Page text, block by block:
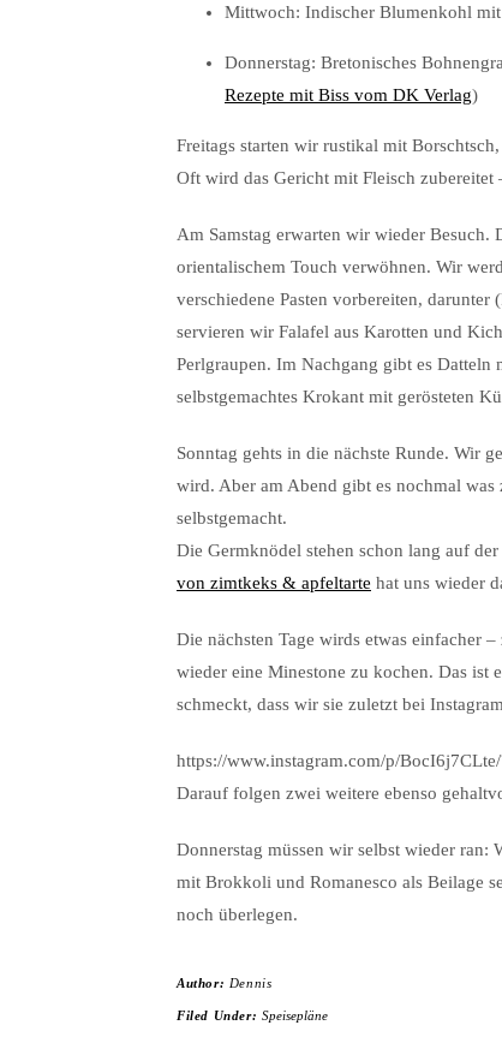
Mittwoch: Indischer Blumenkohl
Donnerstag: Bretonisches
Rezepte mit Biss vom DK Verlag)
Freitags starten wir rustikal mit
Oft wird das Gericht mit Fleisch
Am Samstag erwarten wir wieder
orientalischem Touch verwöhnen. Wir
verschiedene Pasten vorbereiten,
servieren wir Falafel aus Karotten und
Perlgraupen. Im Nachgang gibt es
selbstgemachtes Krokant mit gerösteten
Sonntag gehts in die nächste Runde. Wir
wird. Aber am Abend gibt es nochmal
selbstgemacht.
Die Germknödel stehen schon lang auf
von zimtkeks & apfeltarte hat uns wieder
Die nächsten Tage wirds etwas einfacher
wieder eine Minestone zu kochen. Das ist
schmeckt, dass wir sie zuletzt bei
https://www.instagram.com/p/
Darauf folgen zwei weitere ebenso
Donnerstag müssen wir selbst wieder
mit Brokkoli und Romanesco als Beilage
noch überlegen.
Author: Dennis
Filed Under: Speisepläne